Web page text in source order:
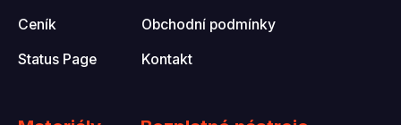
Ceník
Status Page
Obchodní podmínky
Kontakt